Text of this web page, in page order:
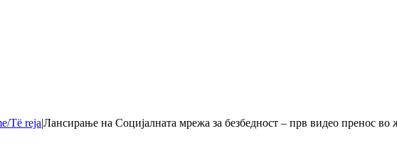
Të reja|Лансирање на Социјалната мрежа за безбедност – прв видео пренос во